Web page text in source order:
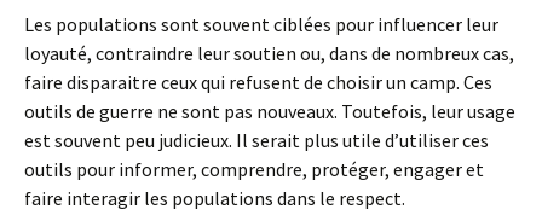
Les populations sont souvent ciblées pour influencer leur
loyauté, contraindre leur soutien ou, dans de nombreux cas,
faire disparaitre ceux qui refusent de choisir un camp. Ces
outils de guerre ne sont pas nouveaux. Toutefois, leur usage
est souvent peu judicieux. Il serait plus utile d’utiliser ces
outils pour informer, comprendre, protéger, engager et
faire interagir les populations dans le respect.